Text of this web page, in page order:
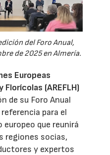
del Foro Anual,
de 2025 en Almería.
Europeas
(AREFLH)
de su Foro Anual
para el
que reunirá
regiones socias,
y expertos